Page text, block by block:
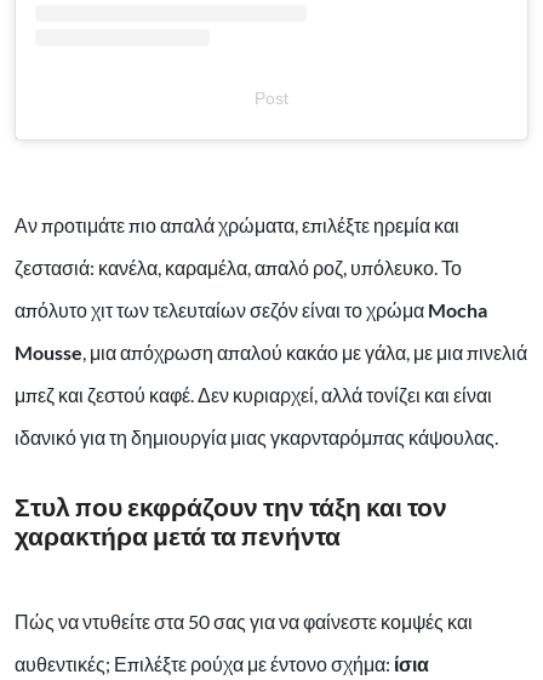
Post
Αν προτιμάτε πιο απαλά χρώματα, επιλέξτε ηρεμία και
ζεστασιά: κανέλα, καραμέλα, απαλό ροζ, υπόλευκο. Το
απόλυτο χιτ των τελευταίων σεζόν είναι το χρώμα Mocha
Mousse, μια απόχρωση απαλού κακάο με γάλα, με μια πινελιά
μπεζ και ζεστού καφέ. Δεν κυριαρχεί, αλλά τονίζει και είναι
ιδανικό για τη δημιουργία μιας γκαρνταρόμπας κάψουλας.
Στυλ που εκφράζουν την τάξη και τον
χαρακτήρα μετά τα πενήντα
Πώς να ντυθείτε στα 50 σας για να φαίνεστε κομψές και
αυθεντικές; Επιλέξτε ρούχα με έντονο σχήμα: ίσια